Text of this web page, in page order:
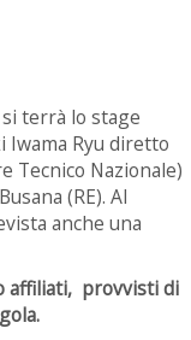
si terrà lo stage
Iwama Ryu diretto
Tecnico Nazionale)
(RE). Al
anche una
affiliati, provvisti di